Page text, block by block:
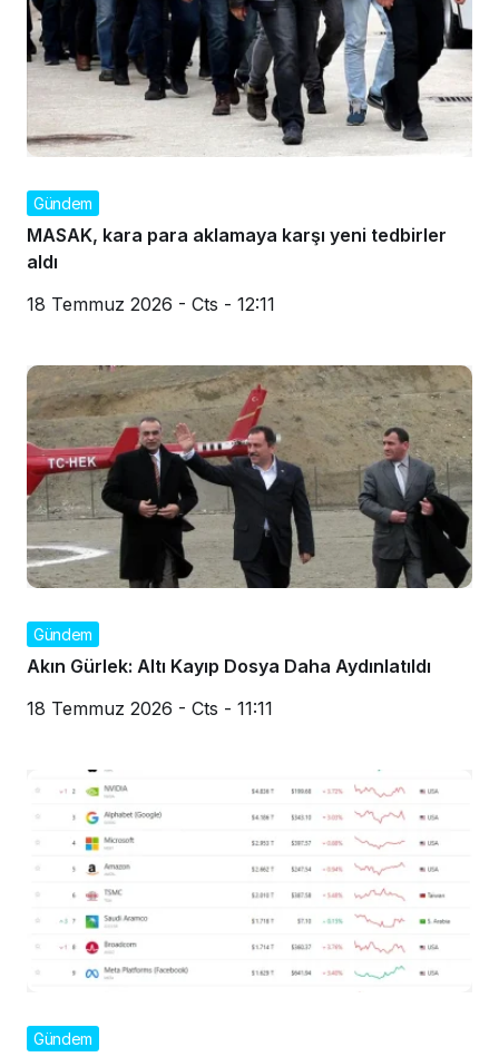
Gündem
MASAK, kara para aklamaya karşı yeni tedbirler
aldı
18 Temmuz 2026 - Cts - 12:11
Gündem
Akın Gürlek: Altı Kayıp Dosya Daha Aydınlatıldı
18 Temmuz 2026 - Cts - 11:11
Gündem